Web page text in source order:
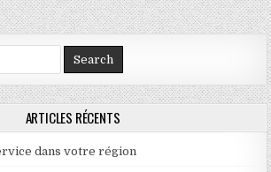
ARTICLES RÉCENTS
dans votre région